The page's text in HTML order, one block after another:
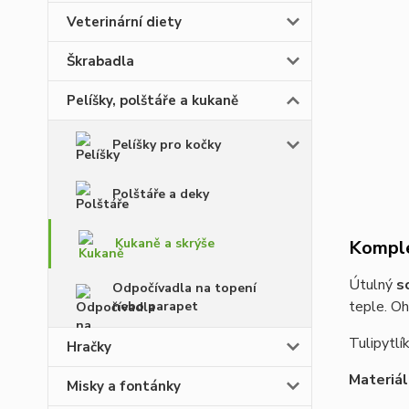
Veterinární diety
Škrabadla
Pelíšky, polštáře a kukaně
Pelíšky pro kočky
Polštáře a deky
Kukaně a skrýše
Odpočívadla na topení
nebo parapet
Hračky
Misky a fontánky
Útulný
teple.